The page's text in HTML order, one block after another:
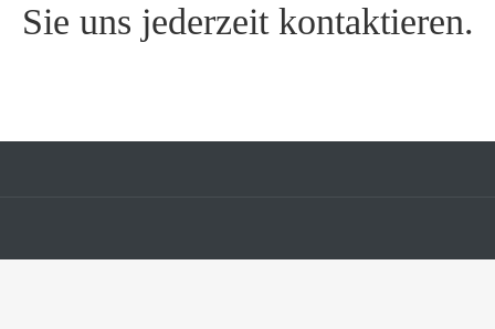
Sie uns jederzeit kontaktieren.